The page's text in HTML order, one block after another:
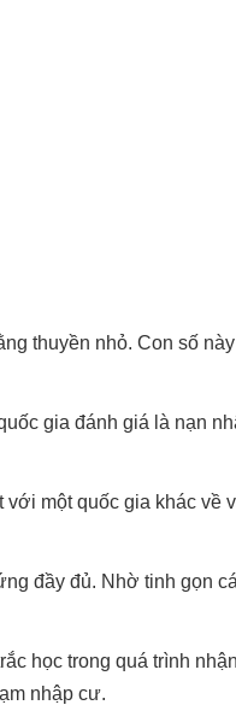
thuyền nhỏ. Con số
gia đánh giá là nạn
một quốc gia khác về
đầy đủ. Nhờ tinh gọn
học trong quá trình
nhập cư.